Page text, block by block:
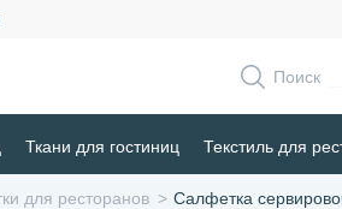
Поиск
Ткани для гостиниц Текстиль для
для ресторанов Салфетка